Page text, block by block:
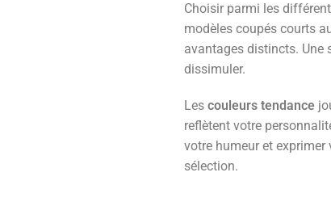
Choisir parmi les
modèles coupés courts
avantages distincts. Une
dissimuler.
Lescouleurs tendance
reflètent votre
votre humeur et
sélection.